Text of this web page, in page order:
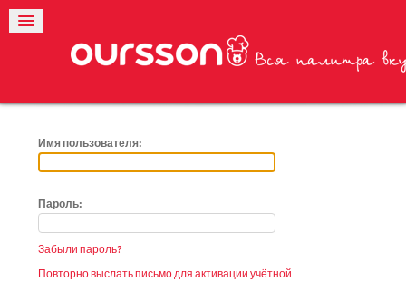
Имя пользователя:
Пароль:
Забыли пароль?
Повторно выслать письмо для активации учётной